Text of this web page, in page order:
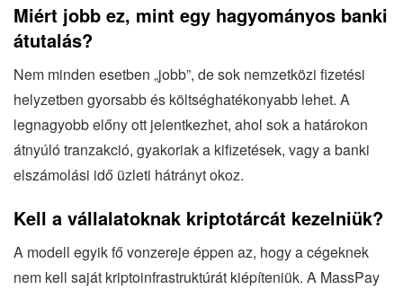
Miért jobb ez, mint egy hagyományos banki
átutalás?
Nem minden esetben „jobb”, de sok nemzetközi fizetési
helyzetben gyorsabb és költséghatékonyabb lehet. A
legnagyobb előny ott jelentkezhet, ahol sok a határokon
átnyúló tranzakció, gyakoriak a kifizetések, vagy a banki
elszámolási idő üzleti hátrányt okoz.
Kell a vállalatoknak kriptotárcát kezelniük?
A modell egyik fő vonzereje éppen az, hogy a cégeknek
nem kell saját kriptoinfrastruktúrát kiépíteniük. A MassPay